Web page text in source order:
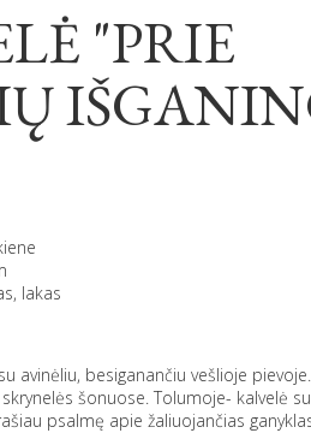
"PRIE
lakas
avinėliu, besiganančiu vešlioje
šonuose. Tolumoje- kalvelė
psalmę apie žaliuojančias